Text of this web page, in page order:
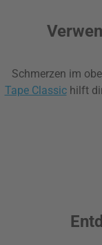
Schmerzen im
Tape Classichilft dir